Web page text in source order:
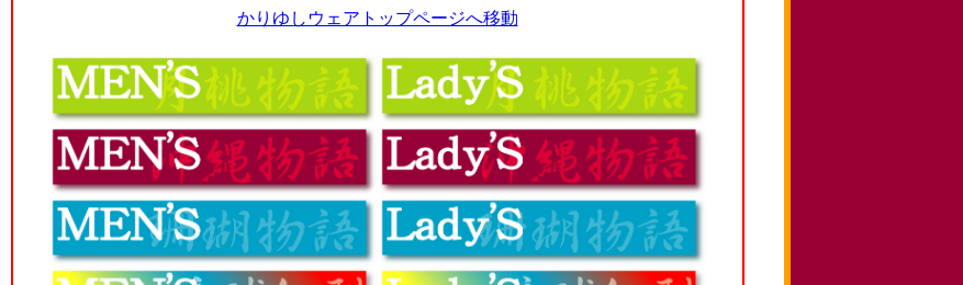
かりゆしウェアトップページへ移動